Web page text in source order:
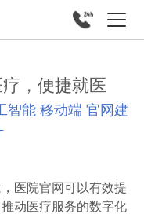
，便捷就医
智能 移动端 官网建
医院官网可以有效提
动医疗服务的数字化